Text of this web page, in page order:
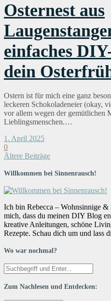
Osternest aus
einfaches
dein
Ostern ist für mich eine ganz
leckeren Schokoladeneier (okay,
vor allem wegen der gemütlichen
Lieblingsmenschen.…
1. April 2025
0
Ältere Beiträge
Willkommen bei Sinnenrausch!
Ich bin Rebecca – Wohnsinnige &
mich, dass du meinen DIY Blog
kreative Anleitungen, schöne
Rezepte. Schau dich um und lass
Wo war nochmal?
Zum Nachlesen und Entdecken: